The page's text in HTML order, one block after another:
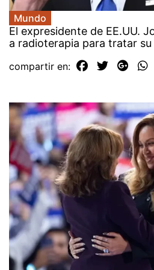
Mundo
El expresidente de EE.UU.
a radioterapia para tratar
compartir en: